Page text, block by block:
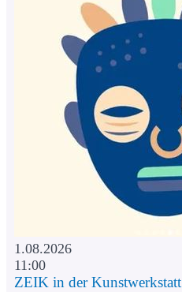
1.08.2026
11:00
ZEIK in der Kunstwerkstatt